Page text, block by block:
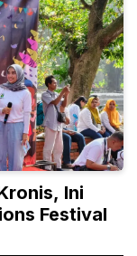
Ini
Festival